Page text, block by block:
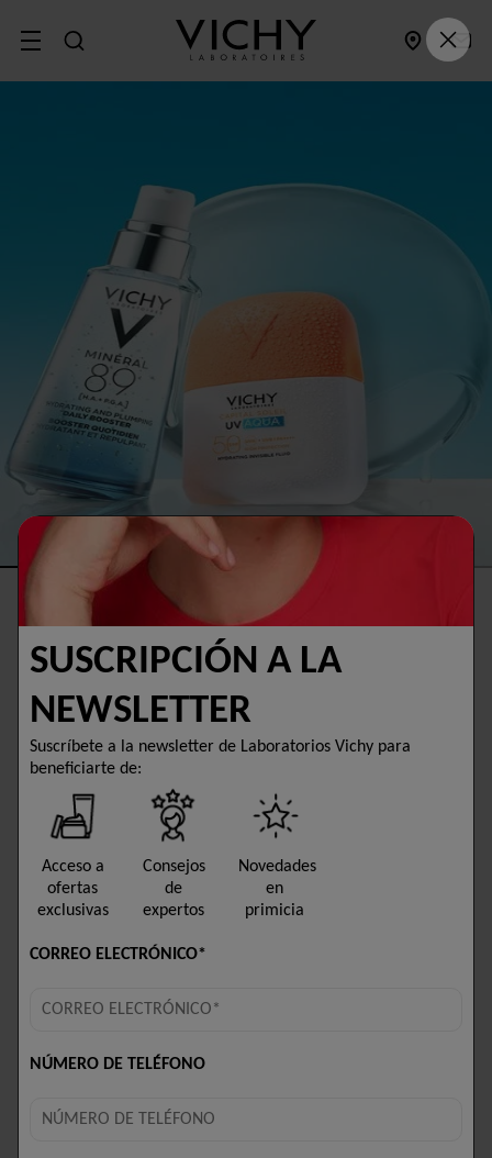
SITE MENU
¿CALOR EN VERANO?
REFRESCA TU PIEL
DESCUBRIR
INNOVACIONES Y MEJORES
SUSCRIPCIÓN A LA
NEWSLETTER
Suscríbete a la newsletter de Laboratorios Vichy para
beneficiarte de:
Acceso a
ofertas
exclusivas
Consejos
de
expertos
Novedades
en
primicia
CORREO ELECTRÓNICO*
NÚMERO DE TELÉFONO